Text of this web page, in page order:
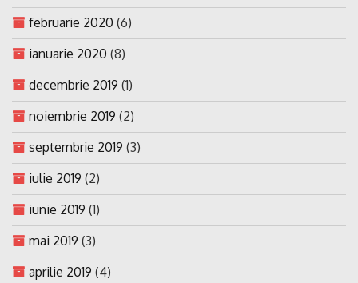
februarie 2020 (6)
ianuarie 2020 (8)
decembrie 2019 (1)
noiembrie 2019 (2)
septembrie 2019 (3)
iulie 2019 (2)
iunie 2019 (1)
mai 2019 (3)
aprilie 2019 (4)